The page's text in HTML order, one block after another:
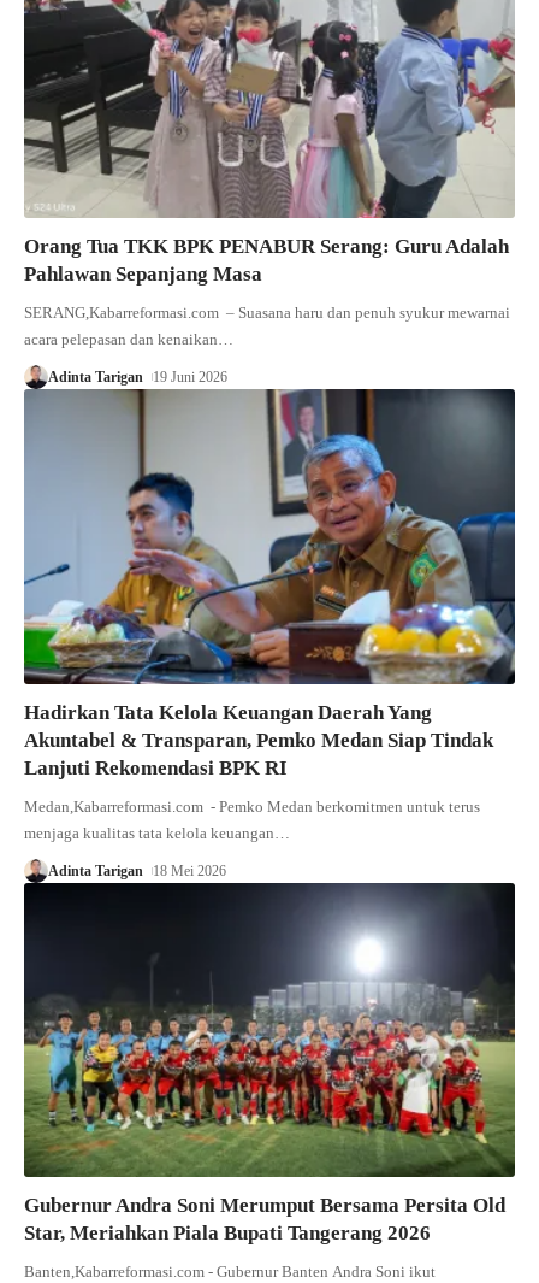
Orang Tua TKK BPK PENABUR Serang: Guru Adalah
Pahlawan Sepanjang Masa
SERANG,Kabarreformasi.com – Suasana haru dan penuh syukur mewarnai
acara pelepasan dan kenaikan…
Adinta Tarigan 19 Juni 2026
Hadirkan Tata Kelola Keuangan Daerah Yang
Akuntabel & Transparan, Pemko Medan Siap Tindak
Lanjuti Rekomendasi BPK RI
Medan,Kabarreformasi.com - Pemko Medan berkomitmen untuk terus
menjaga kualitas tata kelola keuangan…
Adinta Tarigan 18 Mei 2026
Gubernur Andra Soni Merumput Bersama Persita Old
Star, Meriahkan Piala Bupati Tangerang 2026
Banten,Kabarreformasi.com - Gubernur Banten Andra Soni ikut